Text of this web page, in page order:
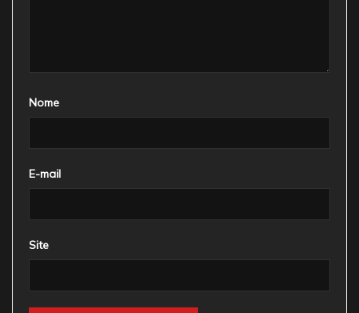
Nome
E-mail
Site